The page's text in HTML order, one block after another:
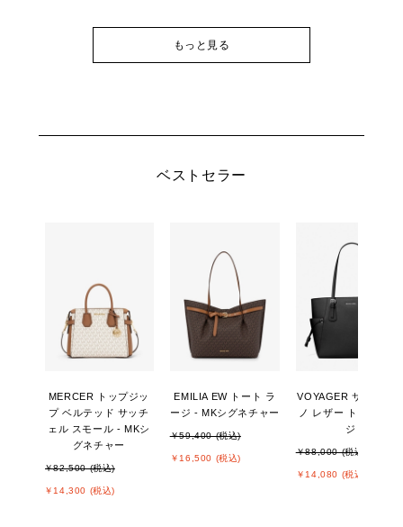
もっと見る
ベストセラー
MERCER トップジッ
プ ベルテッド サッチ
ェル スモール - MKシ
グネチャー
￥82,500 (税込)
￥14,300 (税込)
EMILIA EW トート ラ
ージ - MKシグネチャー
￥59,400 (税込)
￥16,500 (税込)
VOYAGER サフィア
ノ レザー トート ラー
ジ
￥88,000 (税込)
￥14,080 (税込)